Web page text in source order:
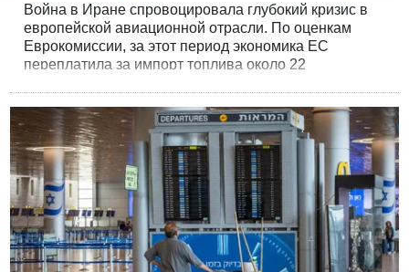
Война в Иране спровоцировала глубокий кризис в
европейской авиационной отрасли. По оценкам
Еврокомиссии, за этот период экономика ЕС
переплатила за импорт топлива около 22
обратились к руководству Евросоюза с требованием
немедленно вмешаться, чтобы предотвратить
коллапс транспортной системы.